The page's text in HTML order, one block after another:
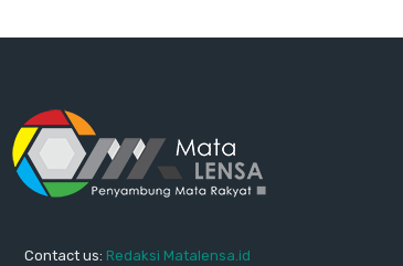
Contact us: Redaksi Matalensa.id